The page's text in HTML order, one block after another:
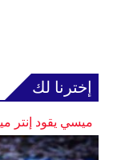
إخترنا لك
ميسي يقود إنتر